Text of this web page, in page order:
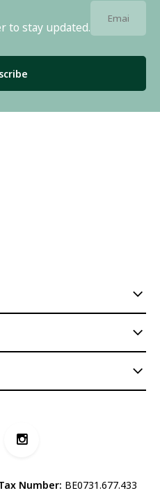
to stay updated.
Number: BE0731.677.433